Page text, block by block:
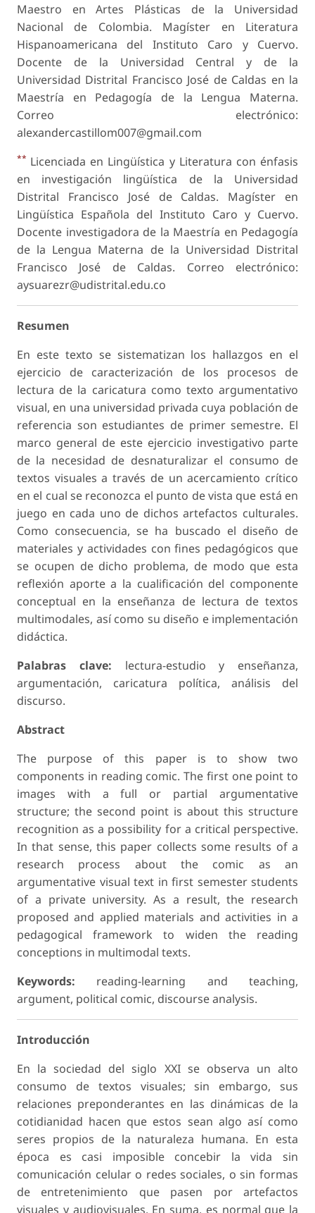
Maestro en Artes Plásticas de la Universidad
Nacional de Colombia. Magíster en Literatura
Hispanoamericana del Instituto Caro y Cuervo.
Docente de la Universidad Central y de la
Universidad Distrital Francisco José de Caldas en la
Maestría en Pedagogía de la Lengua Materna.
Correo electrónico:
alexandercastillom007@gmail.com
** Licenciada en Lingüística y Literatura con énfasis
en investigación lingüística de la Universidad
Distrital Francisco José de Caldas. Magíster en
Lingüística Española del Instituto Caro y Cuervo.
Docente investigadora de la Maestría en Pedagogía
de la Lengua Materna de la Universidad Distrital
Francisco José de Caldas. Correo electrónico:
aysuarezr@udistrital.edu.co
Resumen
En este texto se sistematizan los hallazgos en el
ejercicio de caracterización de los procesos de
lectura de la caricatura como texto argumentativo
visual, en una universidad privada cuya población de
referencia son estudiantes de primer semestre. El
marco general de este ejercicio investigativo parte
de la necesidad de desnaturalizar el consumo de
textos visuales a través de un acercamiento crítico
en el cual se reconozca el punto de vista que está en
juego en cada uno de dichos artefactos culturales.
Como consecuencia, se ha buscado el diseño de
materiales y actividades con fines pedagógicos que
se ocupen de dicho problema, de modo que esta
reflexión aporte a la cualificación del componente
conceptual en la enseñanza de lectura de textos
multimodales, así como su diseño e implementación
didáctica.
Palabras clave: lectura-estudio y enseñanza,
argumentación, caricatura política, análisis del
discurso.
Abstract
The purpose of this paper is to show two
components in reading comic. The first one point to
images with a full or partial argumentative
structure; the second point is about this structure
recognition as a possibility for a critical perspective.
In that sense, this paper collects some results of a
research process about the comic as an
argumentative visual text in first semester students
of a private university. As a result, the research
proposed and applied materials and activities in a
pedagogical framework to widen the reading
conceptions in multimodal texts.
Keywords: reading-learning and teaching,
argument, political comic, discourse analysis.
Introducción
En la sociedad del siglo XXI se observa un alto
consumo de textos visuales; sin embargo, sus
relaciones preponderantes en las dinámicas de la
cotidianidad hacen que estos sean algo así como
seres propios de la naturaleza humana. En esta
época es casi imposible concebir la vida sin
comunicación celular o redes sociales, o sin formas
de entretenimiento que pasen por artefactos
visuales y audiovisuales. En suma, es normal que la